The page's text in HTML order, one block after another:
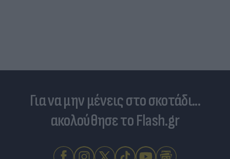
Για να μην μένεις στο σκοτάδι...
ακολούθησε το Flash.gr